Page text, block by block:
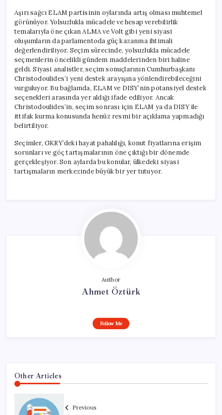
Aşırı sağcı ELAM partisinin oylarında artış olması muhtemel
görünüyor. Yolsuzlukla mücadele ve hesap verebilirlik
temalarıyla öne çıkan ALMA ve Volt gibi yeni siyasi
oluşumların da parlamentoda güç kazanma ihtimali
değerlendiriliyor. Seçim sürecinde, yolsuzlukla mücadele
seçmenlerin öncelikli gündem maddelerinden biri haline
geldi. Siyasi analistler, seçim sonuçlarının Cumhurbaşkanı
Christodoulides’i yeni destek arayışına yönlendirebileceğini
vurguluyor. Bu bağlamda, ELAM ve DISY’nin potansiyel destek
seçenekleri arasında yer aldığı ifade ediliyor. Ancak
Christodoulides’in, seçim sonrası için ELAM ya da DISY ile
ittifak kurma konusunda henüz resmi bir açıklama yapmadığı
belirtiliyor.
Seçimler, GKRY’deki hayat pahalılığı, konut fiyatlarına erişim
sorunları ve göç tartışmalarının öne çıktığı bir dönemde
gerçekleşiyor. Son aylarda bu konular, ülkedeki siyasi
tartışmaların merkezinde büyük bir yer tutuyor.
Author
Ahmet Öztürk
Follow Me
Other Articles
Previous